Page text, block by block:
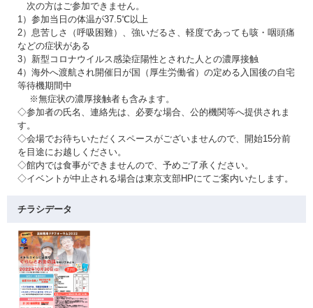
次の方はご参加できません。
1）参加当日の体温が37.5℃以上
2）息苦しさ（呼吸困難）、強いだるさ、軽度であっても咳・咽頭痛
などの症状がある
3）新型コロナウイルス感染症陽性とされた人との濃厚接触
4）海外へ渡航され開催日が国（厚生労働省）の定める入国後の自宅
等待機期間中
※無症状の濃厚接触者も含みます。
◇参加者の氏名、連絡先は、必要な場合、公的機関等へ提供されま
す。
◇会場でお待ちいただくスペースがございませんので、開始15分前
を目途にお越しください。
◇館内では食事ができませんので、予めご了承ください。
◇イベントが中止される場合は東京支部HPにてご案内いたします。
チラシデータ